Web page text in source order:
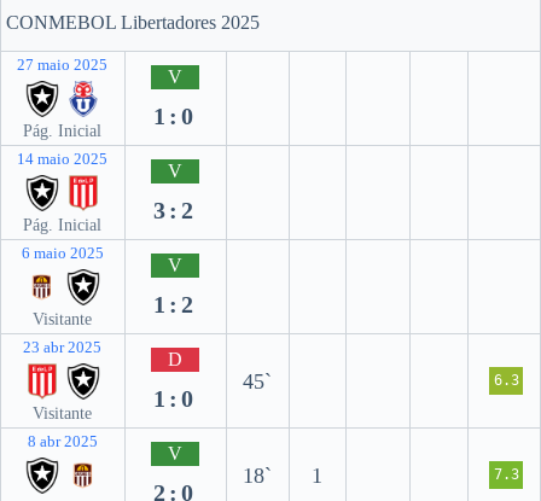
CONMEBOL Libertadores 2025
27 maio 2025
Pág. Inicial
V
1:0
14 maio 2025
Pág. Inicial
V
3:2
6 maio 2025
Visitante
V
1:2
23 abr 2025
Visitante
D
1:0
45` 6.3
8 abr 2025
V
2:0
18` 1 7.3